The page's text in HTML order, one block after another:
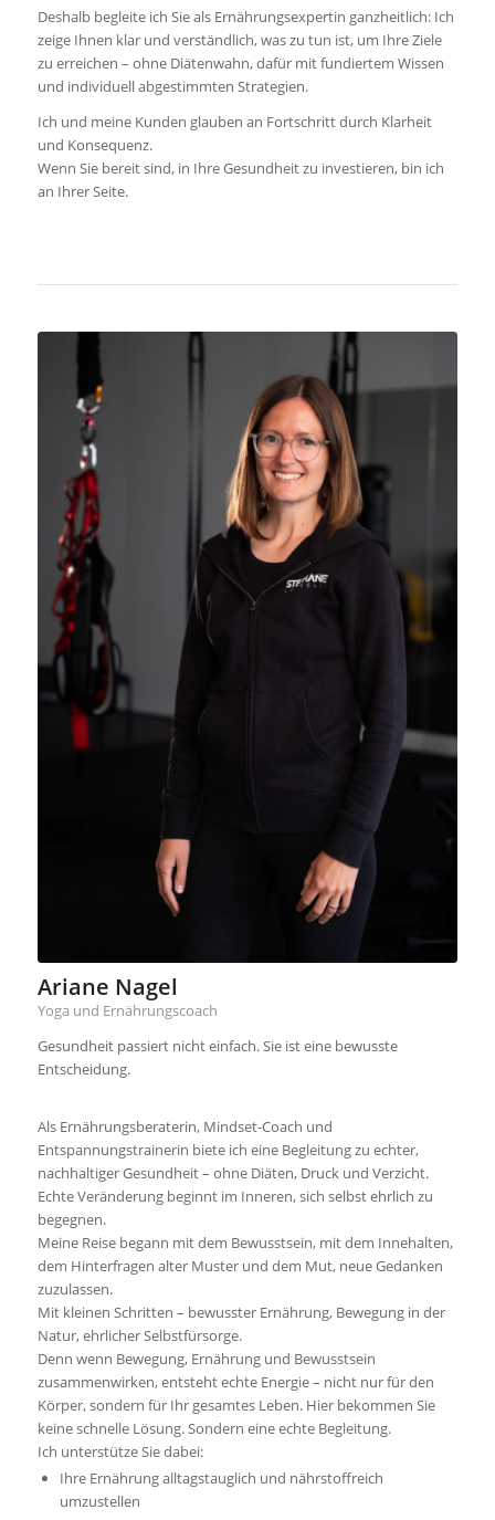
Deshalb begleite ich Sie als Ernährungsexpertin ganzheitlich: Ich
zeige Ihnen klar und verständlich, was zu tun ist, um Ihre Ziele
zu erreichen – ohne Diätenwahn, dafür mit fundiertem Wissen
und individuell abgestimmten Strategien.
Ich und meine Kunden glauben an Fortschritt durch Klarheit
und Konsequenz.
Wenn Sie bereit sind, in Ihre Gesundheit zu investieren, bin ich
an Ihrer Seite.
Ariane Nagel
Yoga und Ernährungscoach
Gesundheit passiert nicht einfach. Sie ist eine bewusste
Entscheidung.
Als Ernährungsberaterin, Mindset-Coach und
Entspannungstrainerin biete ich eine Begleitung zu echter,
nachhaltiger Gesundheit – ohne Diäten, Druck und Verzicht.
Echte Veränderung beginnt im Inneren, sich selbst ehrlich zu
begegnen.
Meine Reise begann mit dem Bewusstsein, mit dem Innehalten,
dem Hinterfragen alter Muster und dem Mut, neue Gedanken
zuzulassen.
Mit kleinen Schritten – bewusster Ernährung, Bewegung in der
Natur, ehrlicher Selbstfürsorge.
Denn wenn Bewegung, Ernährung und Bewusstsein
zusammenwirken, entsteht echte Energie – nicht nur für den
Körper, sondern für Ihr gesamtes Leben. Hier bekommen Sie
keine schnelle Lösung. Sondern eine echte Begleitung.
Ich unterstütze Sie dabei:
Ihre Ernährung alltagstauglich und nährstoffreich
umzustellen